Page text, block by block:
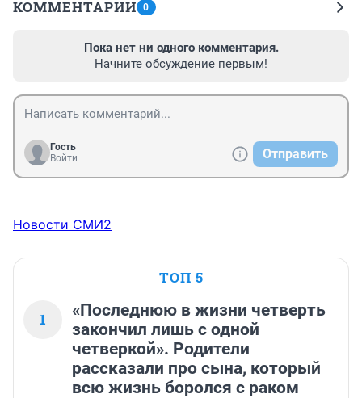
КОММЕНТАРИИ 0
Пока нет ни одного комментария.
Начните обсуждение первым!
Гость
Войти
Отправить
Новости СМИ2
ТОП 5
1
«Последнюю в жизни четверть
закончил лишь с одной
четверкой». Родители
рассказали про сына, который
всю жизнь боролся с раком